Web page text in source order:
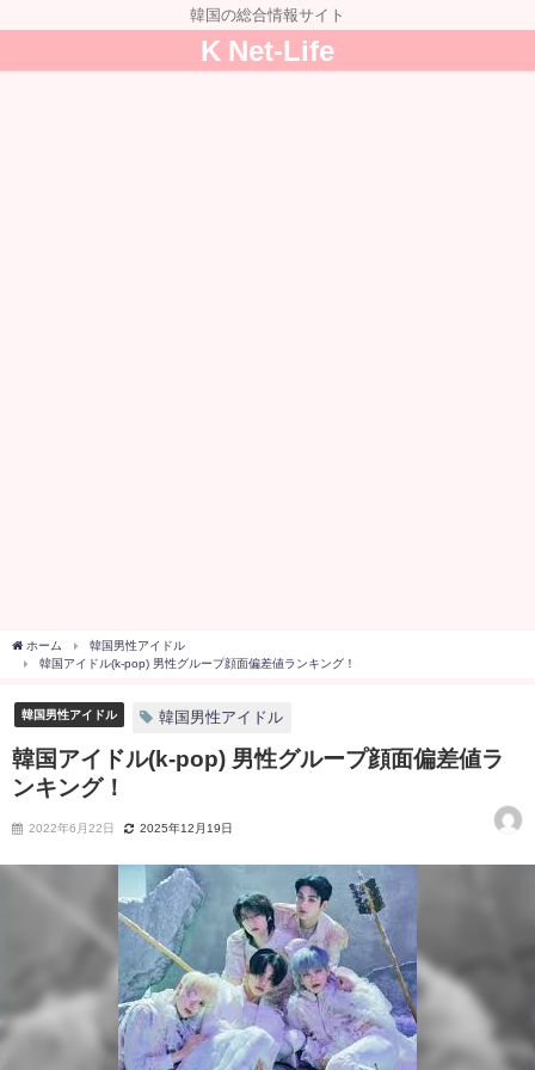
韓国の総合情報サイト
K Net-Life
ホーム
韓国男性アイドル
韓国アイドル(k-pop) 男性グループ顔面偏差値ランキング！
韓国男性アイドル 韓国男性アイドル
韓国アイドル(k-pop) 男性グループ顔面偏差値ラ
ンキング！
2022年6月22日 2025年12月19日